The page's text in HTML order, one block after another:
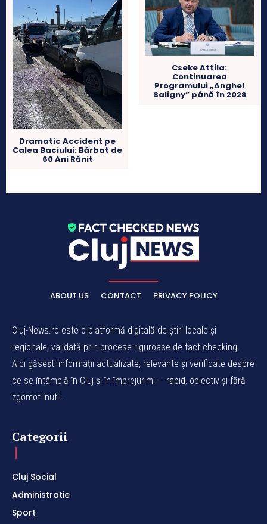
Dramatic Accident pe
Calea Baciului: Bărbat de
60 Ani Rănit
Cseke Attila:
Continuarea
Programului „Anghel
Saligny” până în 2028
ABOUT US CONTACT PRIVACY POLICY
Cluj-News.ro este o platformă digitală de știri locale și
regionale, validată prin procese riguroase de fact-checking.
Aici găsești informații actualizate, relevante și verificate despre
ce se întâmplă în Cluj și în împrejurimi — rapid, obiectiv și fără
zgomot inutil.
Categorii
Cluj Social
Administratie
Sport